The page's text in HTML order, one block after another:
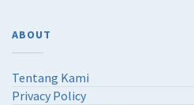
ABOUT
Tentang Kami
Privacy Policy